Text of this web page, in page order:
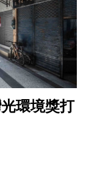
環境獎打